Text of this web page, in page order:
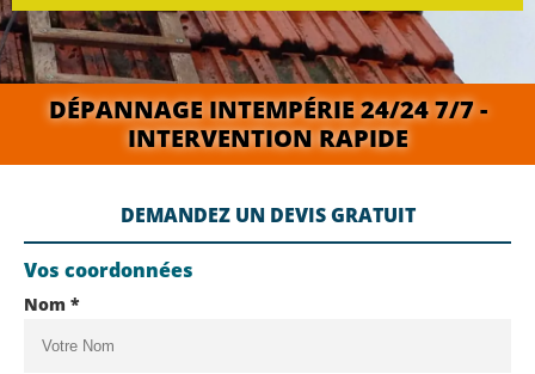
DÉPANNAGE INTEMPÉRIE 24/24 7/7 -
INTERVENTION RAPIDE
DEMANDEZ UN DEVIS GRATUIT
Vos coordonnées
Nom *